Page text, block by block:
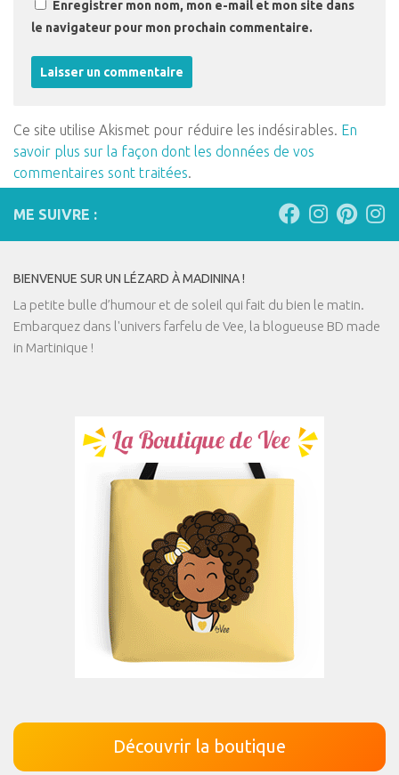
Enregistrer mon nom, mon e-mail et mon site dans
le navigateur pour mon prochain commentaire.
Ce site utilise Akismet pour réduire les indésirables. En
savoir plus sur la façon dont les données de vos
commentaires sont traitées.
ME SUIVRE :
BIENVENUE SUR UN LÉZARD À MADININA !
La petite bulle d’humour et de soleil qui fait du bien le matin.
Embarquez dans l'univers farfelu de Vee, la blogueuse BD made
in Martinique !
Découvrir la boutique